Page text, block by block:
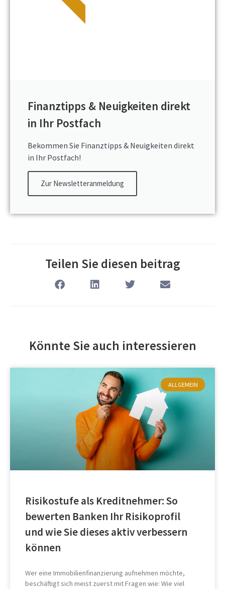
Finanztipps & Neuigkeiten direkt
in Ihr Postfach
Bekommen Sie Finanztipps & Neuigkeiten direkt
in Ihr Postfach!
Zur Newsletteranmeldung
Teilen Sie diesen beitrag
Könnte Sie auch interessieren
ALLGEMEIN
Risikostufe als Kreditnehmer: So
bewerten Banken Ihr Risikoprofil
und wie Sie dieses aktiv verbessern
können
Wer eine Immobilienfinanzierung aufnehmen möchte,
beschäftigt sich meist zuerst mit Fragen wie: Wie viel